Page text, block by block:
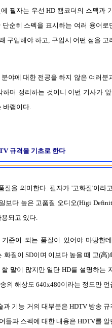
필자는 우선 HD 캠코더의 스펙과
순히 스펙을 표시하는 여러 용어
구입해야 하고, 구입시 어떤 점을
야에 대한 전공을 하지 않은 여러분
며 정리하는 것이니 이번 기사가
바램이다.
규격을 기초로 한다
을 의미한다. 필자가 '고화질'이라
보다 높은 고품질 오디오(Higi
되고 있다.
준이 되는 품질이 있어야 마땅한
질이 SD이며 이보다 높을 때 고(高
말이 많지만 일단 HD를 설명하는
의 해상도 640x480이라는 정도만 언
과 기능 거의 대부분은 HDTV 방송
들과 스펙에 대한 내용은 HDTV를